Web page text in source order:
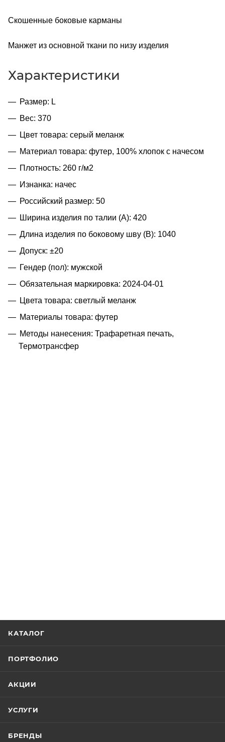
Скошенные боковые карманы
Манжет из основной ткани по низу изделия
Характеристики
Размер: L
Вес: 370
Цвет товара: серый меланж
Материал товара: футер, 100% хлопок с начесом
Плотность: 260 г/м2
Изнанка: начес
Российский размер: 50
Ширина изделия по талии (A): 420
Длина изделия по боковому шву (B): 1040
Допуск: ±20
Гендер (пол): мужской
Обязательная маркировка: 2024-04-01
Цвета товара: светлый меланж
Материалы товара: футер
Методы нанесения: Трафаретная печать,
Термотрансфер
КАТАЛОГ
ПОРТФОЛИО
АКЦИИ
УСЛУГИ
БРЕНДЫ